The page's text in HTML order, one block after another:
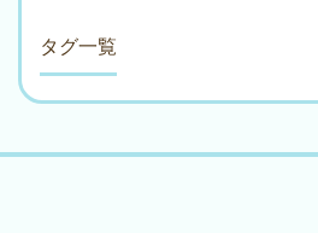
タグ一覧